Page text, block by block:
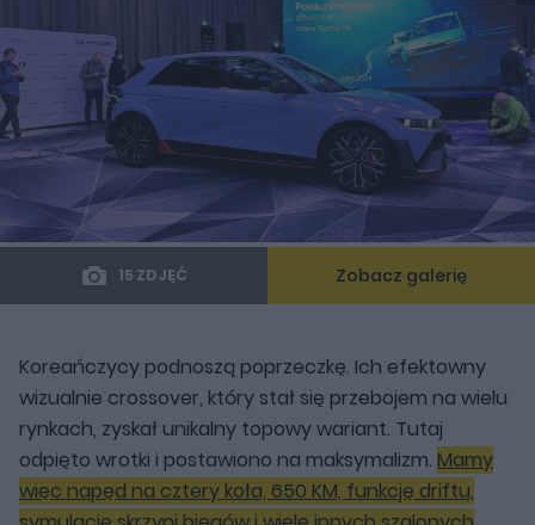
15 ZDJĘĆ Zobacz galerię
Koreańczycy podnoszą poprzeczkę. Ich efektowny
wizualnie crossover, który stał się przebojem na wielu
rynkach, zyskał unikalny topowy wariant. Tutaj
odpięto wrotki i postawiono na maksymalizm. Mamy
więc napęd na cztery koła, 650 KM, funkcję driftu,